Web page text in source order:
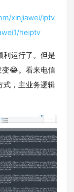
xinjiawei/iptv
heiptv
利运行了。但是
变😂。看来电信
式，主业务逻辑